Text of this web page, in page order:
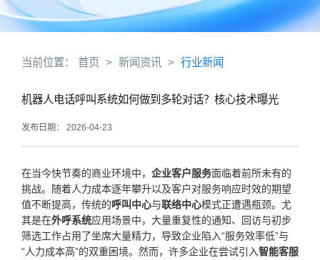
当前位置： 首页 > 新闻资讯 > 行业新闻
机器人电话呼叫系统如何做到多轮对话？核心技术曝光
发布日期： 2026-04-23
在当今快节奏的商业环境中， 企业客户服务面临着前所未有的
挑战。随着人力成本逐年攀升以及客户对服务响应时效的期望
值不断提高，传统的呼叫中心与联络中心模式正遭遇瓶颈。尤
其是在外呼系统应用场景中，大量重复性的通知、回访与初步
筛选工作占用了坐席大量精力，导致企业陷入“服务效率低”与
“人力成本高”的双重困境。然而，许多企业在尝试引入智能客服